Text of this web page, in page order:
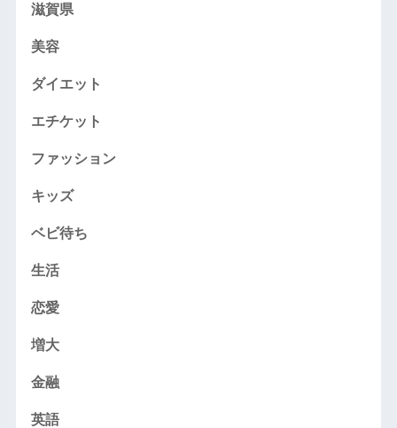
滋賀県
美容
ダイエット
エチケット
ファッション
キッズ
ベビ待ち
生活
恋愛
増大
金融
英語